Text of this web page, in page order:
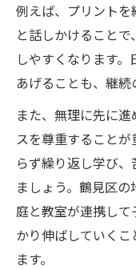
例えば、プリントを
と話しかけること
しやすくなります
あげることも、継続
また、無理に先に
スを尊重すること
らず繰り返し学び
ましょう。鶴見区
庭と教室が連携し
かり伸ばしていく
ます。